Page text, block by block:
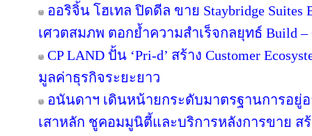
ออริจิ้น โฮเทล ปิดดีล ขาย Staybridge Suites
เศวตสมภพ ตอกย้ำความสำเร็จกลยุทธ์ Build –
CP LAND ปั้น ‘Pri-d’ สร้าง Customer
มูลค่าธุรกิจระยะยาว
อนันดาฯ เดินหน้ายกระดับมาตรฐานการอยู่อ
เสาหลัก ชูคอมมูนิตี้และบริการหลังการขาย สร้